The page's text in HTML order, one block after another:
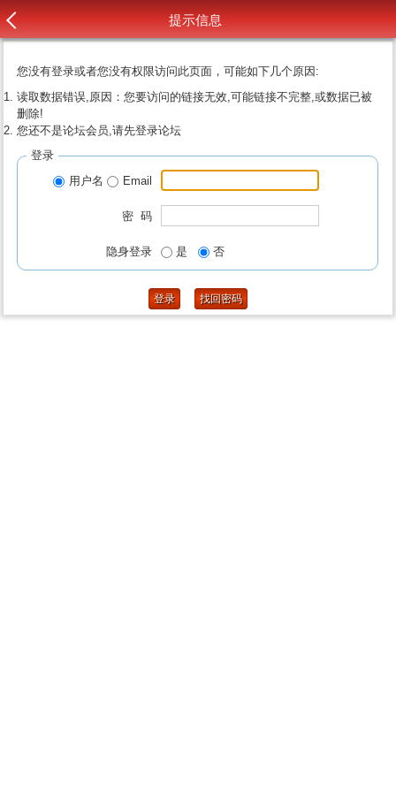
提示信息
您没有登录或者您没有权限访问此页面，可能如下几个原因:
读取数据错误,原因：您要访问的链接无效,可能链接不完整,或数据已被
删除!
您还不是论坛会员,请先登录论坛
登录
用户名
Email
密 码
隐身登录 是 否